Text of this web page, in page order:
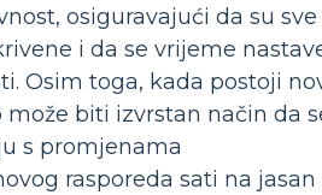
osiguravajući da su sve
i da se vrijeme
Osim toga, kada postoji
može biti izvrstan način da
s promjenama
rasporeda sati na jasan